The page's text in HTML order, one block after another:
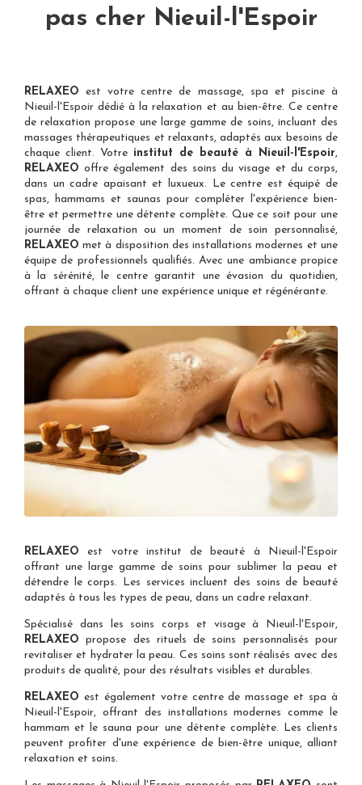
pas cher Nieuil-l'Espoir
RELAXEO est votrecentre de massage, spa et piscine à
Nieuil-l'Espoir dédié à la relaxation et au bien-être. Ce centre
de relaxation propose une large gamme de soins, incluant des
massages thérapeutiques et relaxants, adaptés aux besoins de
chaque client. Votre institut de beauté à Nieuil-l'Espoir,
RELAXEO offre également des soins du visage et du corps,
dans un cadre apaisant et luxueux. Le centre est équipé de
spas, hammams et saunas pour compléter l'expérience bien-
être et permettre une détente complète. Que ce soit pour une
journée de relaxation ou un moment de soin personnalisé,
RELAXEO met à disposition des installations modernes et une
équipe de professionnels qualifiés. Avec une ambiance propice
à la sérénité, le centre garantit une évasion du quotidien,
offrant à chaque client une expérience unique et régénérante.
RELAXEO est votre institut de beauté à Nieuil-l'Espoir
offrant une large gamme de soins pour sublimer la peau et
détendre le corps. Les services incluent des soins de beauté
adaptés à tous les types de peau, dans un cadre relaxant.
Spécialisé dans les soins corps et visage à Nieuil-l'Espoir,
RELAXEO propose des rituels de soins personnalisés pour
revitaliser et hydrater la peau. Ces soins sont réalisés avec des
produits de qualité, pour des résultats visibles et durables.
RELAXEO est également votre centre de massage et spa à
Nieuil-l'Espoir, offrant des installations modernes comme le
hammam et le sauna pour une détente complète. Les clients
peuvent profiter d'une expérience de bien-être unique, alliant
relaxation et soins.